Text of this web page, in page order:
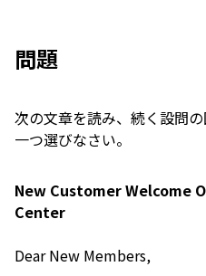
問題
次の文章を読み、続く設問
一つ選びなさい。
New Customer Welcome
Center
Dear New Members,